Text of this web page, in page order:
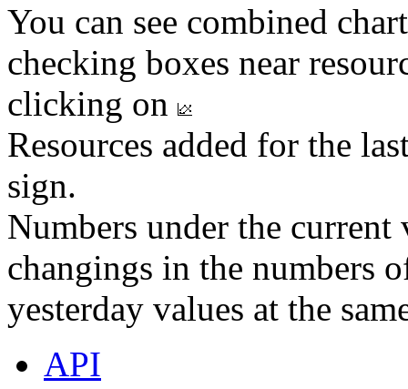
You can see combined
checking boxes near
clicking on
Resources added for the
sign.
Numbers under the
changings in the numbers
yesterday values at the
API